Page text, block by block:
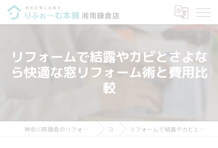
リフォームで結露やカビとさよな
ら快適な窓リフォーム術と費用比
較
神奈川県鎌倉のリフォームならりふぉ～む本舗 湘南鎌倉店 コラム リフォームで結露やカビとさよなら快適な窓リフォーム術と費用比較